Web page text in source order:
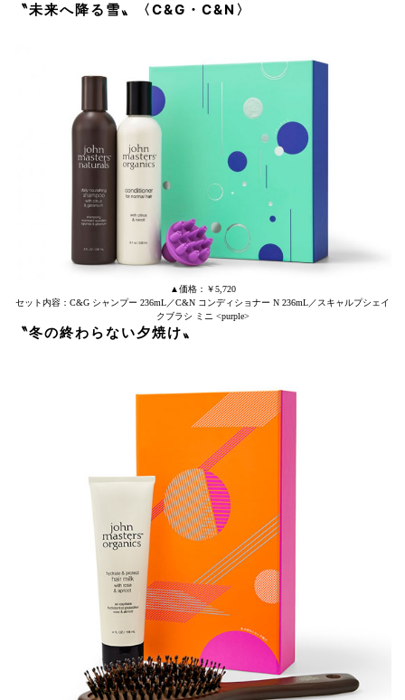
〝未来へ降る雪〟 〈C&G・C&N〉
▲価格：￥5,720
セット内容：C&G シャンプー 236mL／C&N コンディショナー N 236mL／スキャルプシェイ
クブラシ ミニ <purple>
〝冬の終わらない夕焼け〟